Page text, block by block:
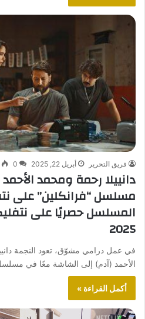
فريق التحرير أبريل 22, 2025 0
دانييلا رحمة ومحمد
مسلسل “فرانكلين” على
2025
في عمل درامي مشوّق، تعود النجمة
الأحمد (آدم) إلى الشاشة معًا في
أكمل القراءة »